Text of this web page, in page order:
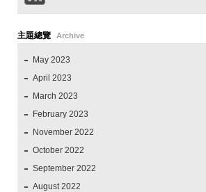
主題總覽 Archive
May 2023
April 2023
March 2023
February 2023
November 2022
October 2022
September 2022
August 2022